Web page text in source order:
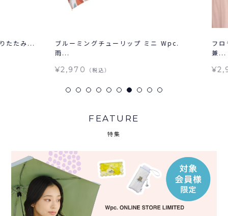
たみ...
ブルーミングチューリップ ミニ Wpc.
雨...
¥2,970 （税込）
フロラ
兼...
FEATURE
特集